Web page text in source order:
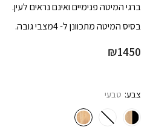
ברגי המיטה פנימיים ואינם נראים לעין.
בסיס המיטה מתכוונן ל- 4מצבי גובה.
₪1450
צבע טבעי